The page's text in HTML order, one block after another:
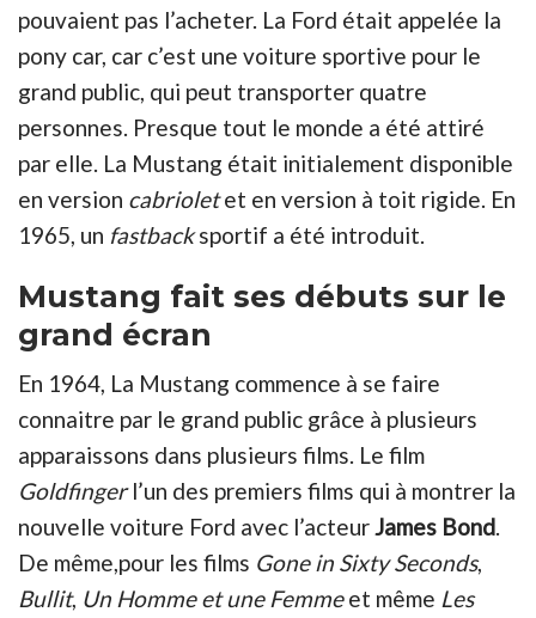
pouvaient pas l’acheter. La Ford était appelée la
pony car, car c’est une voiture sportive pour le
grand public, qui peut transporter quatre
personnes. Presque tout le monde a été attiré
par elle. La Mustang était initialement disponible
en version cabrioletet en version à toit rigide. En
1965, un fastbacksportif a été introduit.
Mustang fait ses débuts sur le
grand écran
En 1964, La Mustang commence à se faire
connaitre par le grand public grâce à plusieurs
apparaissons dans plusieurs films. Le film
Goldfingerl’un des premiers films qui à montrer la
nouvelle voiture Ford avec l’acteurJames Bond.
De même,pour les films Gone in Sixty Seconds,
Bullit, Un Homme et une Femmeet même Les